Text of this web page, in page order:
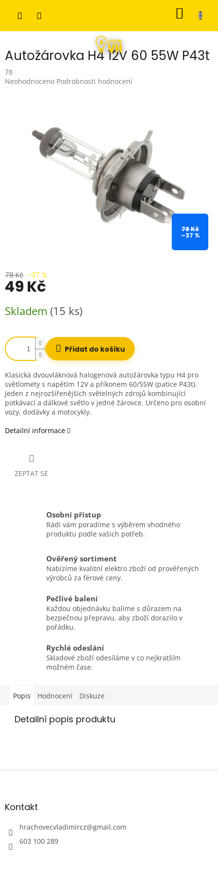
Autožárovka H4 12V 60 55W P43t
78
Průměrné
Neohodnoceno Podrobnosti hodnocení
78 Kč
–37 %
78 Kč –37 %
49 Kč
cena:
Skladem (15 ks)
Přidat do košíku
Klasická dvouvláknová halogenová autožárovka typu H4 pro
světlomety s napětím 12V a příkonem 60/55W (patice P43t).
Jeden z nejrozšířenějších světelných zdrojů kombinující
potkávací a dálkové světlo v jedné žárovce. Určeno pro osobní
vozy, dodávky a motocykly.
Detailní informace
ZEPTAT SE
Osobní přístup
Rádi vám poradíme s výběrem vhodného
produktu podle vašich potřeb.
Ověřený sortiment
Nabízíme kvalitní elektro zboží od prověřených
výrobců za férové ceny.
Pečlivé balení
Každou objednávku balíme s důrazem na
bezpečnou přepravu, aby zboží dorazilo v
pořádku.
Rychlé odeslání
Skladové zboží odesíláme v co nejkratším
možném čase.
Popis Hodnocení Diskuze
Detailní popis produktu
Z
aKontakt
hrachovecvladimircz@gmail.com
603 100 289